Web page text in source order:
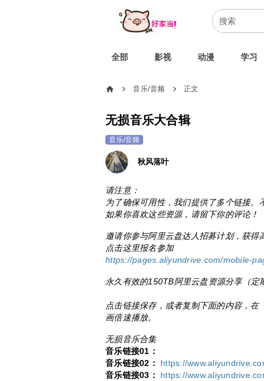
全部 影视 动漫 学习
home chevron_right 音乐/音频 chevron_right 正文
无损音乐大合辑
音乐/音频
秋风落叶
请注意：
为了确保可用性，我们提供了多个链接。
如果你喜欢这些资源，请留下你的评论！
邀请你参与阿里云盘达人招募计划，获得
点击这里报名参加
https://pages.aliyundrive.com/mobile-
永久有效的150TB阿里云盘资源分享（定
点击链接保存，或者复制下面的内容，
画倍速播放。
无损音乐合集
音乐链接01：
音乐链接02： https://
音乐链接03： https://